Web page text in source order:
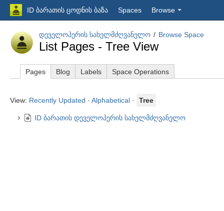
ID ბარათის ცოდნის ბაზა Spaces Browse
დეველოპერის სახელმძღვანელო Browse Space
List Pages - Tree View
Pages Blog Labels Space Operations
View: Recently Updated · Alphabetical · Tree
ID ბარათის დეველოპერის სახელმძღვანელო